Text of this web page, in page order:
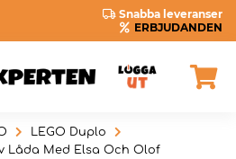
Snabba leveranser
ERBJUDANDEN
LEGO Duplo
Låda Med Elsa Och Olof